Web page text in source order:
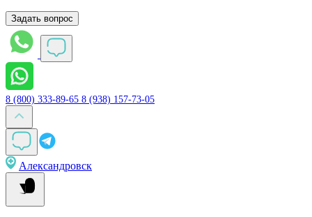
Задать вопрос
8 (800) 333-89-65 8 (938) 157-73-05
Александровск